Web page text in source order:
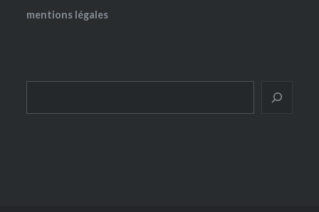
mentions légales